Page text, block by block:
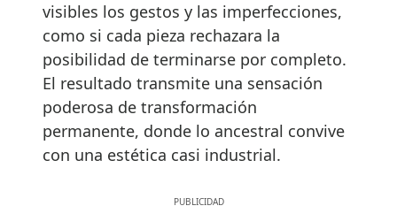
visibles los gestos y las imperfecciones,
como si cada pieza rechazara la
posibilidad de terminarse por completo.
El resultado transmite una sensación
poderosa de transformación
permanente, donde lo ancestral convive
con una estética casi industrial.